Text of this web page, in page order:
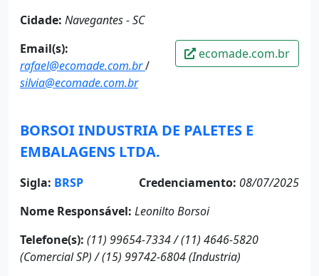
Cidade: Navegantes - SC
Email(s):
rafael@ecomade.com.br/
silvia@ecomade.com.br
ecomade.com.br
BORSOI INDUSTRIA DE PALETES E
EMBALAGENS LTDA.
Sigla: BRSP Credenciamento: 08/07/2025
Nome Responsável: Leonilto Borsoi
Telefone(s): (11) 99654-7334 / (11) 4646-5820
(Comercial SP) / (15) 99742-6804 (Industria)